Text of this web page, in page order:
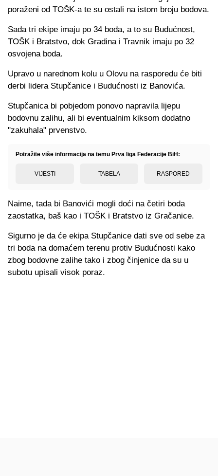
poraženi od TOŠK-a te su ostali na istom broju bodova.
Sada tri ekipe imaju po 34 boda, a to su Budućnost,
TOŠK i Bratstvo, dok Gradina i Travnik imaju po 32
osvojena boda.
Upravo u narednom kolu u Olovu na rasporedu će biti
derbi lidera Stupčanice i Budućnosti iz Banovića.
Stupčanica bi pobjedom ponovo napravila lijepu
bodovnu zalihu, ali bi eventualnim kiksom dodatno
"zakuhala" prvenstvo.
Potražite više informacija na temu Prva liga Federacije BiH:
VIJESTI TABELA RASPORED
Naime, tada bi Banovići mogli doći na četiri boda
zaostatka, baš kao i TOŠK i Bratstvo iz Gračanice.
Sigurno je da će ekipa Stupčanice dati sve od sebe za
tri boda na domaćem terenu protiv Budućnosti kako
zbog bodovne zalihe tako i zbog činjenice da su u
subotu upisali visok poraz.